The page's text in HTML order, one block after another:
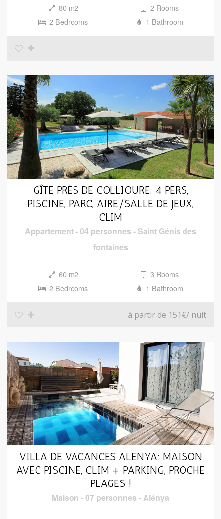
80 m2
2 Rooms
2 Bedrooms
1 Bathroom
GÎTE PRÈS DE COLLIOURE: 4 PERS,
PISCINE, PARC, AIRE/SALLE DE JEUX,
CLIM
Appartement-04 personnes - Saint Génis des
fontaines
60 m2
3 Rooms
2 Bedrooms
1 Bathroom
à partir de 151€/ nuit
VILLA DE VACANCES ALENYA: MAISON
AVEC PISCINE, CLIM + PARKING, PROCHE
PLAGES !
Maison -07 personnes - Alénya